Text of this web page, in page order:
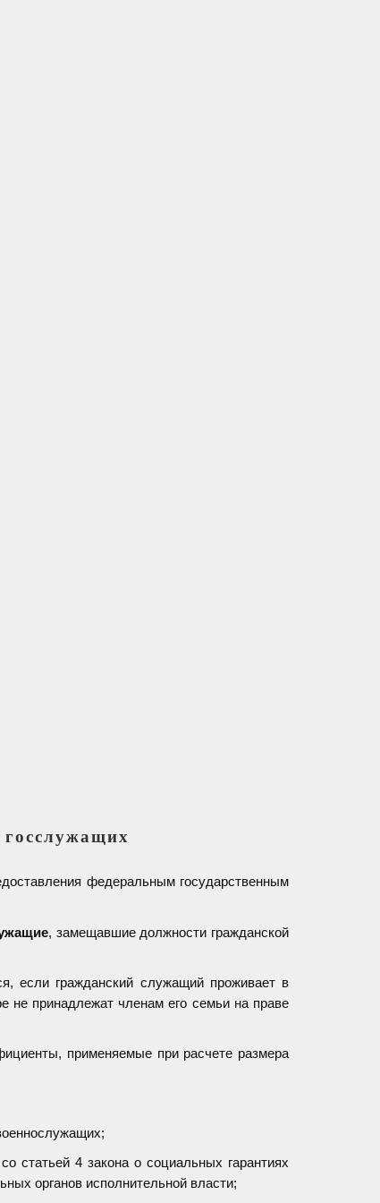
федеральным государственным
, замещавшие должности гражданской
если гражданский служащий проживает в
не принадлежат членам его семьи на праве
применяемые при расчете размера
статьей 4 закона о социальных гарантиях
органов исполнительной власти;